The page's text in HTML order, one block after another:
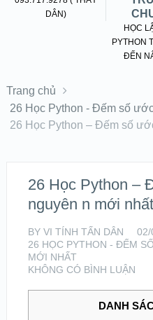
DÂN)
HỌC
PYTHON
ĐẾN
Trang chủ
26 Học Python - Đếm số
26 Học Python – Đếm số
26 Học Python –
nguyên n mới nhất
BY VI TÍNH TẤN DÂN
02/
26 HỌC PYTHON - ĐẾM
MỚI NHẤT
KHÔNG CÓ BÌNH LUẬN
DANH